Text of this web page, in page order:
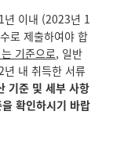
년 이내 (2023년 1
로 제출하여야 합
기준으로, 일반
년 내 취득한 서류
기준 및 세부 사항
확인하시기 바랍